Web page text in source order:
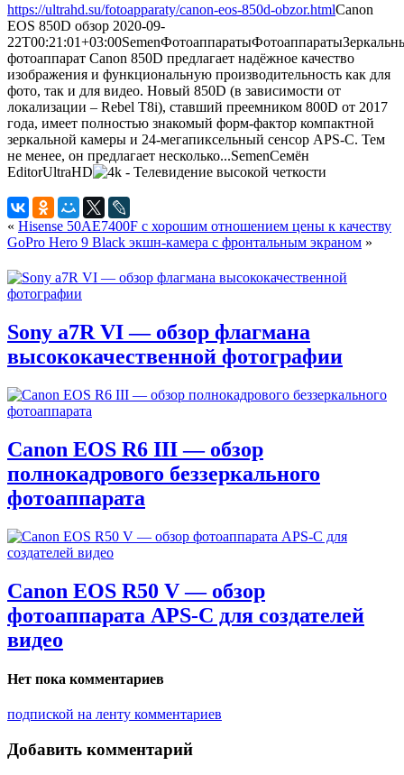
https://ultrahd.su/fotoapparaty/canon-eos-850d-obzor.htmlCanon
EOS 850D обзор 2020-09-
22T00:21:01+03:00SemenФотоаппаратыФотоаппараты
фотоаппарат Canon 850D предлагает надёжное качество
изображения и функциональную производительность как для
фото, так и для видео. Новый 850D (в зависимости от
локализации – Rebel T8i), ставший преемником 800D от 2017
года, имеет полностью знакомый форм-фактор компактной
зеркальной камеры и 24-мегапиксельный сенсор APS-C. Тем
не менее, он предлагает несколько...SemenСемён
EditorUltraHD
« Hisense 50AE7400F с хорошим отношением цены к качеству
GoPro Hero 9 Black экшн-камера с фронтальным экраном »
Sony a7R VI — обзор флагмана
высококачественной фотографии
Canon EOS R6 III — обзор
полнокадрового беззеркального
фотоаппарата
Canon EOS R50 V — обзор
фотоаппарата APS-C для создателей
видео
Нет пока комментариев
подпиской на ленту комментариев
Добавить комментарий